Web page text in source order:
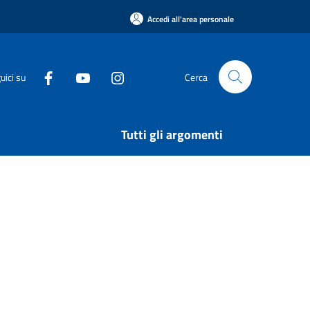
Accedi all'area personale
su Cerca
Tutti gli argomenti